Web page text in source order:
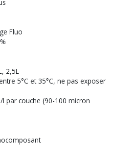
Fluo
2,5L
5°C et 35°C, ne pas exposer
l par couche (90-100 micron